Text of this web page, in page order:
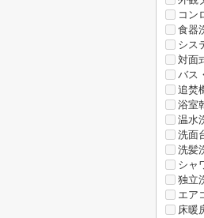
コン
食器
シス
対面
バス
追焚
浴室
温水
洗面
洗髪
シャ
独立
エア
床暖